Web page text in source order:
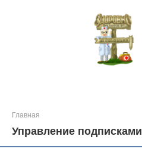
Главная
Управление подписками